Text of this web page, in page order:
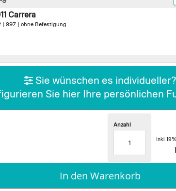
Carrera
| 997 | ohne Befestigung
Sie wünschen es individueller?
Sie hier Ihre persönlichen
Inkl.
Anzahl
In den Warenkorb